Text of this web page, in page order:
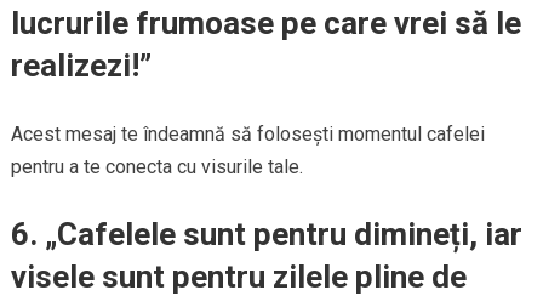
lucrurile frumoase pe care vrei să le
realizezi!”
Acest mesaj te îndeamnă să folosești momentul cafelei
pentru a te conecta cu visurile tale.
6. „Cafelele sunt pentru dimineți, iar
visele sunt pentru zilele pline de